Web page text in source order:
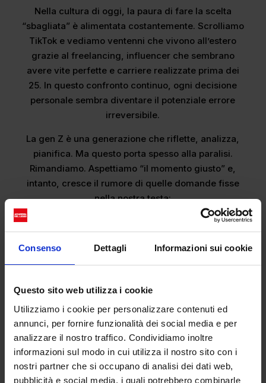
Consenso Dettagli Informazioni sui cookie
Questo sito web utilizza i cookie
Utilizziamo i cookie per personalizzare contenuti ed
annunci, per fornire funzionalità dei social media e per
analizzare il nostro traffico. Condividiamo inoltre
informazioni sul modo in cui utilizza il nostro sito con i
nostri partner che si occupano di analisi dei dati web,
pubblicità e social media, i quali potrebbero combinarle
Nella cultura di oggi, la paura di fare la scelta
“sbagliata” è alimentata costantemente. Scrolliamo
TikTok e vediamo ventenni che vivono all’estero
grazie al freelancing, influencer che sembrano
avere vite perfette e carriere realizzate prima dei
25. In questo confronto continuo, ogni decisione
personale sembra diventare il potenziale errore
irreversibile.
La gen Z è una generazione che riflette, analizza,
pianifica. Ma questo porta spesso alla paralisi.
Rimandiamo. Aspettiamo “il momento giusto” e,
intanto, cresce il rumore di quelle domande fisse
nella nostra testa:
“E se avessi avuto più coraggio?”
Kierkegaard la chiamava “la malattia mortale”: la
disperazione legata al senso di perdita, anche
quando quella perdita è solo una possibilità mai
vissuta. Ecco perché possiamo pentirci di aver
detto sì… e allo stesso tempo di non averlo fatto.
Perchè entrambe le strade comportano un sacrificio